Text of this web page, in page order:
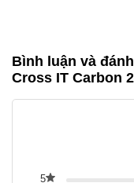
Bình luận và
Cross IT Carbon
5